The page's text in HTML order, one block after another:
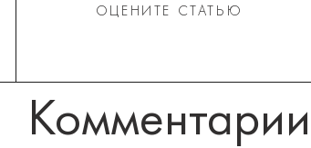
ОЦЕНИТЕ СТАТЬЮ
Комментарии